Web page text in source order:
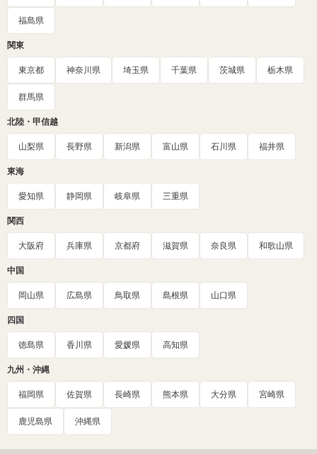
福島県
関東
東京都 神奈川県 埼玉県 千葉県 茨城県 栃木県
群馬県
北陸・甲信越
山梨県 長野県 新潟県 富山県 石川県 福井県
東海
愛知県 静岡県 岐阜県 三重県
関西
大阪府 兵庫県 京都府 滋賀県 奈良県 和歌山県
中国
岡山県 広島県 鳥取県 島根県 山口県
四国
徳島県 香川県 愛媛県 高知県
九州・沖縄
福岡県 佐賀県 長崎県 熊本県 大分県 宮崎県
鹿児島県 沖縄県